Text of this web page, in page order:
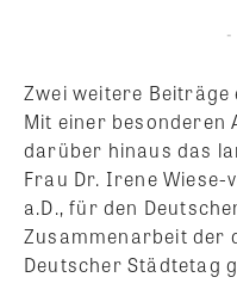
-
Zwei weitere
Mit einer besonderen
darüber hinaus das
Frau Dr. Irene Wiese-
a.D., für den
Zusammenarbeit der
Deutscher Städtetag